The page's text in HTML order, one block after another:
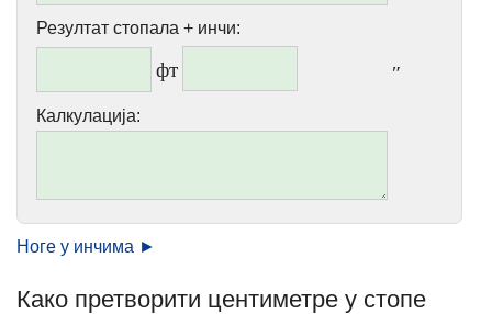
Резултат стопала + инчи:
фт ″
Калкулација:
Ноге у инчима ►
Како претворити центиметре у стопе